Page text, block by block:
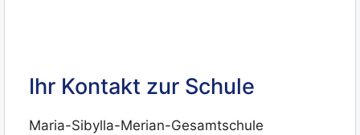
Ihr Kontakt zur Schule
Maria-Sibylla-Merian-Gesamtschule